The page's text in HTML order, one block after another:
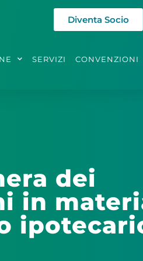
Diventa Socio
SERVIZI CONVENZIONI
dei
in